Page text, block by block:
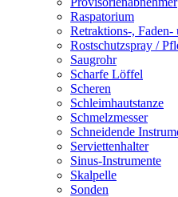
Raspatorium
Retraktions-,
Rostschutzspray /
Saugrohr
Scharfe Löffel
Scheren
Schleimhautstanze
Schmelzmesser
Schneidende
Serviettenhalter
Sinus-Instrumente
Skalpelle
Sonden